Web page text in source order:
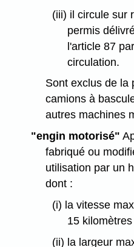
(iii) il circule sur
permis
l'article 87
circulation.
Sont exclus de la
camions à
autres machines
"engin motorisé"
fabriqué ou
utilisation par un
dont :
(i) la vitesse
15
(ii) la largeur